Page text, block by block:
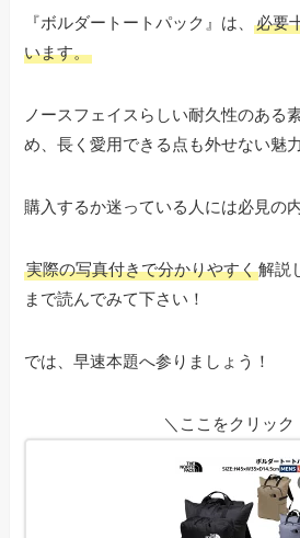
『ボルダートートパック』は、必要
います。
ノースフェイスらしい耐久性のある
め、長く愛用できる点も外せない魅力
購入するか迷っている人には必見の
実際の写真付きで分かりやすく解説
まで読んでみて下さい！
では、早速本題へ参りましょう！
＼ここをクリック